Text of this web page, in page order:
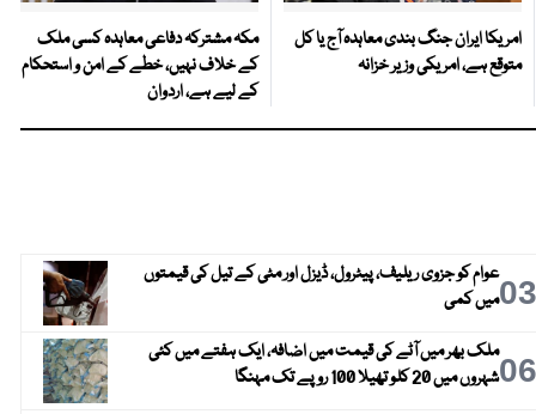
امریکا ایران جنگ بندی معاہدہ آج یا کل
متوقع ہے، امریکی وزیر خزانہ
مکہ مشترکہ دفاعی معاہدہ کسی ملک
کے خلاف نہیں، خطے کے امن و استحکام
کے لیے ہے، اردوان
03عوام کو جزوی ریلیف، پیٹرول، ڈیزل اور مٹی کے تیل کی قیمتوں
میں کمی
06ملک بھر میں آٹے کی قیمت میں اضافہ، ایک ہفتے میں کئی
شہروں میں 20 کلو تھیلا 100 روپے تک مہنگا